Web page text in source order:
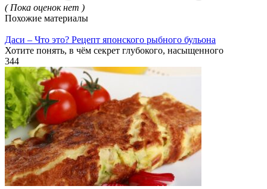
( Пока оценок нет )
Похожие материалы
Даси – Что это? Рецепт японского рыбного бульона
Хотите понять, в чём секрет глубокого, насыщенного
344